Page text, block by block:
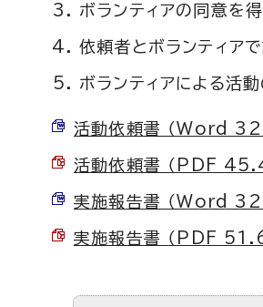
ボランティアの同意を
依頼者とボランティア
ボランティアによる活動
活動依頼書 （Word
活動依頼書 （PDF
実施報告書 （Word
実施報告書 （PDF